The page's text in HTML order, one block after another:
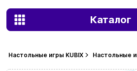
Каталог
Настольные игры KUBIX Настольные